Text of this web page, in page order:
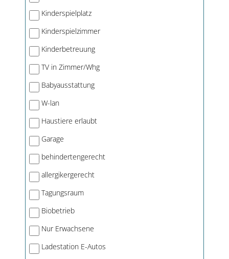
Kinderspielplatz
Kinderspielzimmer
Kinderbetreuung
TV in Zimmer/Whg
Babyausstattung
W-lan
Haustiere erlaubt
Garage
behindertengerecht
allergikergerecht
Tagungsraum
Biobetrieb
Nur Erwachsene
Ladestation E-Autos